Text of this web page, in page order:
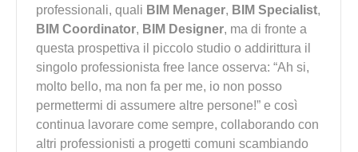
professionali, quali BIM Menager, BIM Specialist,
BIM Coordinator, BIM Designer, ma di fronte a
questa prospettiva il piccolo studio o addirittura il
singolo professionista free lance osserva: “Ah si,
molto bello, ma non fa per me, io non posso
permettermi di assumere altre persone!” e così
continua lavorare come sempre, collaborando con
altri professionisti a progetti comuni scambiando